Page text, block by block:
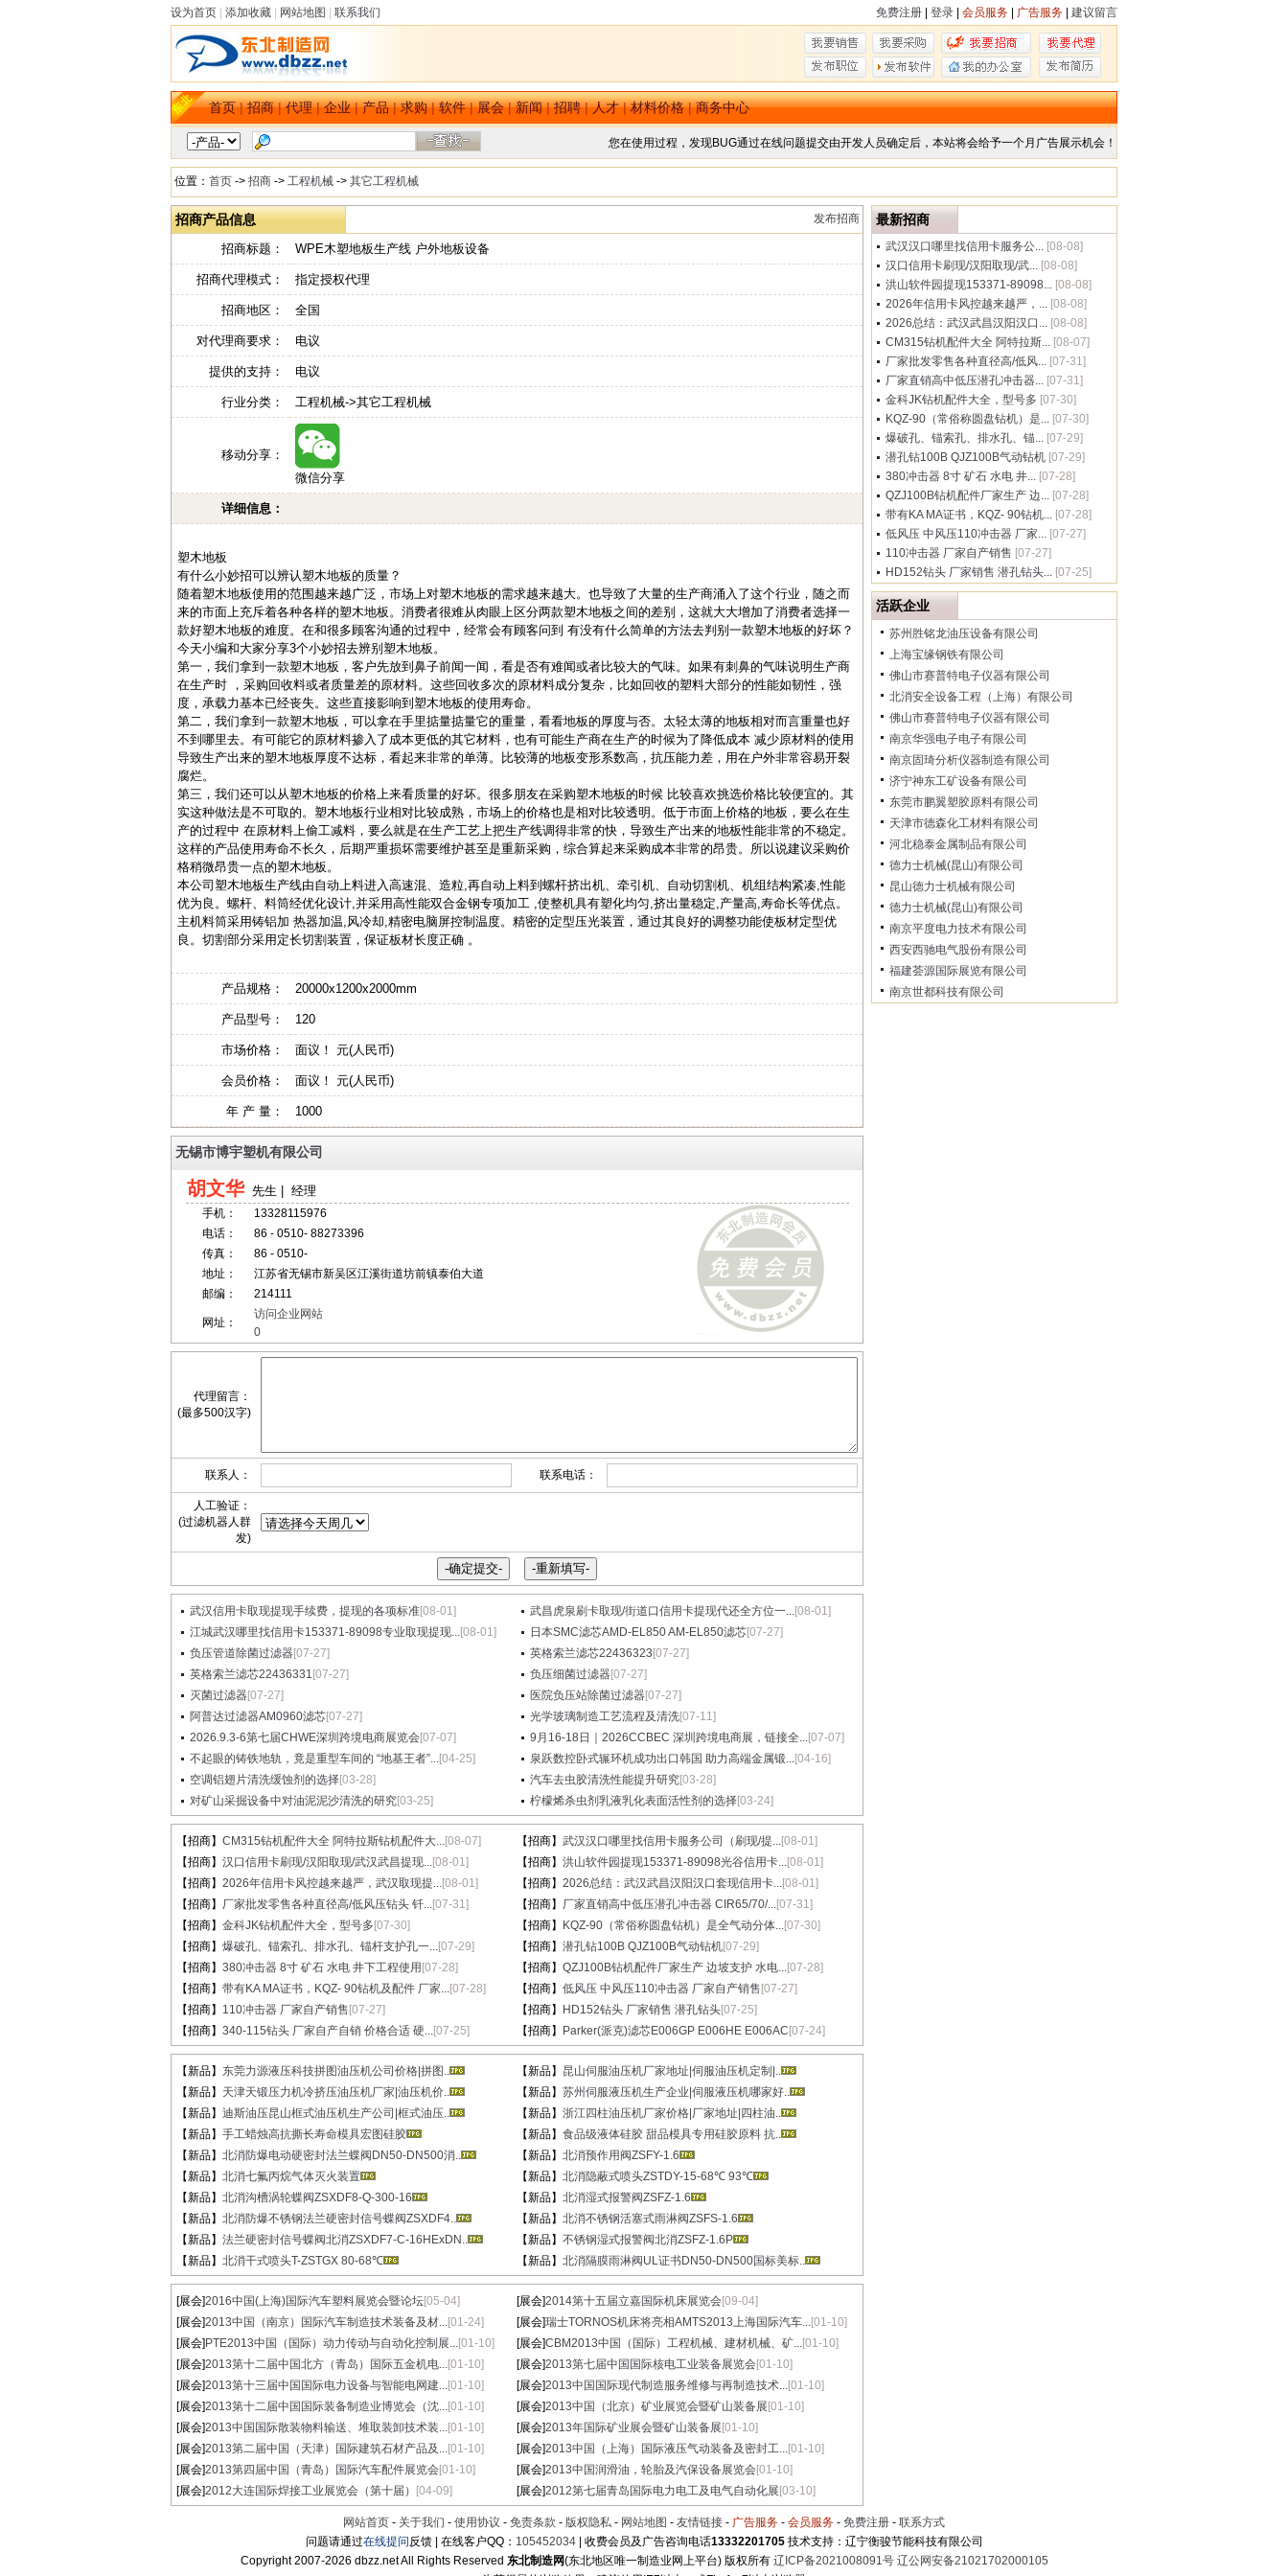
设为首页 添加收藏 网站地图 联系我们 免费注册 登录 会员服务 广告服务 建议留言
首页|招商|代理|企业|产品|求购|软件|展会|新闻|招聘|人才|材料价格|商务中心
您在使用过程，发现BUG通过在线问题提交由开发人员确定后，本站将会给予一个月广告展示机会！
位置： 首页 -> 招商 -> 工程机械 -> 其它工程机械
招商产品信息 发布招商
招商标题： WPE木塑地板生产线 户外地板设备
招商代理模式： 指定授权代理
招商地区： 全国
对代理商要求： 电议
提供的支持： 电议
行业分类： 工程机械->其它工程机械
移动分享：
微信分享
详细信息：
塑木地板
有什么小妙招可以辨认塑木地板的质量？
随着塑木地板使用的范围越来越广泛，市场上对塑木地板的需求越来越大。也导致了大量的生产商涌入了这个行业，随之而
来的市面上充斥着各种各样的塑木地板。消费者很难从肉眼上区分两款塑木地板之间的差别，这就大大增加了消费者选择一
款好塑木地板的难度。在和很多顾客沟通的过程中，经常会有顾客问到 有没有什么简单的方法去判别一款塑木地板的好坏？
今天小编和大家分享3个小妙招去辨别塑木地板。
第一，我们拿到一款塑木地板，客户先放到鼻子前闻一闻，看是否有难闻或者比较大的气味。如果有刺鼻的气味说明生产商
在生产时 ，采购回收料或者质量差的原材料。这些回收多次的原材料成分复杂，比如回收的塑料大部分的性能如韧性，强
度，承载力基本已经丧失。这些直接影响到塑木地板的使用寿命。
第二，我们拿到一款塑木地板，可以拿在手里掂量掂量它的重量，看看地板的厚度与否。太轻太薄的地板相对而言重量也好
不到哪里去。有可能它的原材料掺入了成本更低的其它材料，也有可能生产商在生产的时候为了降低成本 减少原材料的使用
导致生产出来的塑木地板厚度不达标，看起来非常的单薄。比较薄的地板变形系数高，抗压能力差，用在户外非常容易开裂
腐烂。
第三，我们还可以从塑木地板的价格上来看质量的好坏。很多朋友在采购塑木地板的时候 比较喜欢挑选价格比较便宜的。其
实这种做法是不可取的。塑木地板行业相对比较成熟，市场上的价格也是相对比较透明。低于市面上价格的地板，要么在生
产的过程中 在原材料上偷工减料，要么就是在生产工艺上把生产线调得非常的快，导致生产出来的地板性能非常的不稳定。
这样的产品使用寿命不长久，后期严重损坏需要维护甚至是重新采购，综合算起来采购成本非常的昂贵。所以说建议采购价
格稍微昂贵一点的塑木地板。
本公司塑木地板生产线由自动上料进入高速混、造粒,再自动上料到螺杆挤出机、牵引机、自动切割机、机组结构紧凑,性能
优为良。螺杆、料筒经优化设计,并采用高性能双合金钢专项加工 ,使整机具有塑化均匀,挤出量稳定,产量高,寿命长等优点。
主机料筒采用铸铝加 热器加温,风冷却,精密电脑屏控制温度。精密的定型压光装置，通过其良好的调整功能使板材定型优
良。切割部分采用定长切割装置，保证板材长度正确 。
产品规格： 20000x1200x2000mm
产品型号： 120
市场价格： 面议！ 元(人民币)
会员价格： 面议！ 元(人民币)
年 产 量： 1000
无锡市博宇塑机有限公司
胡文华先生 | 经理
手机：
13328115976
电话：
86 - 0510- 88273396
传真：
86 - 0510-
地址：
江苏省无锡市新吴区江溪街道坊前镇泰伯大道
邮编：
214111
网址：
访问企业网站
0
代理留言：
(最多500汉字)
联系人： 联系电话：
人工验证：
(过滤机器人群
发)
武汉信用卡取现提现手续费，提现的各项标准[08-01] 武昌虎泉刷卡取现/街道口信用卡提现代还全方位一...[08-01]
江城武汉哪里找信用卡153371-89098专业取现提现...[08-01] 日本SMC滤芯AMD-EL850 AM-EL850滤芯[07-27]
负压管道除菌过滤器[07-27] 英格索兰滤芯22436323 [07-27]
英格索兰滤芯22436331 [07-27] 负压细菌过滤器[07-27]
灭菌过滤器[07-27] 医院负压站除菌过滤器[07-27]
阿普达过滤器AM0960滤芯[07-27] 光学玻璃制造工艺流程及清洗[07-11]
2026.9.3-6第七届CHWE深圳跨境电商展览会[07-07] 9月16-18日｜2026CCBEC 深圳跨境电商展，链接全...[07-07]
不起眼的铸铁地轨，竟是重型车间的 “地基王者”...[04-25] 泉跃数控卧式辗环机成功出口韩国 助力高端金属锻...[04-16]
空调铝翅片清洗缓蚀剂的选择[03-28] 汽车去虫胶清洗性能提升研究[03-28]
对矿山采掘设备中对油泥泥沙清洗的研究[03-25] 柠檬烯杀虫剂乳液乳化表面活性剂的选择[03-24]
【招商】 CM315钻机配件大全 阿特拉斯钻机配件大...[08-07] 【招商】 武汉汉口哪里找信用卡服务公司（刷现/提...[08-01]
【招商】 汉口信用卡刷现/汉阳取现/武汉武昌提现...[08-01] 【招商】 洪山软件园提现153371-89098光谷信用卡...[08-01]
【招商】 2026年信用卡风控越来越严，武汉取现提...[08-01] 【招商】 2026总结：武汉武昌汉阳汉口套现信用卡...[08-01]
【招商】 厂家批发零售各种直径高/低风压钻头 钎...[07-31] 【招商】 厂家直销高中低压潜孔冲击器 CIR65/70/...[07-31]
【招商】 金科JK钻机配件大全，型号多 [07-30] 【招商】 KQZ-90（常俗称圆盘钻机）是全气动分体...[07-30]
【招商】 爆破孔、锚索孔、排水孔、锚杆支护孔一...[07-29] 【招商】 潜孔钻100B QJZ100B气动钻机[07-29]
【招商】 380冲击器 8寸 矿石 水电 井下工程使用 [07-28] 【招商】 QZJ100B钻机配件厂家生产 边坡支护 水电...[07-28]
【招商】 带有KA MA证书，KQZ- 90钻机及配件 厂家...[07-28] 【招商】 低风压 中风压110冲击器 厂家自产销售 [07-27]
【招商】 110冲击器 厂家自产销售 [07-27] 【招商】 HD152钻头 厂家销售 潜孔钻头[07-25]
【招商】 340-115钻头 厂家自产自销 价格合适 硬...[07-25] 【招商】 Parker(派克)滤芯E006GP E006HE E006AC [07-24]
【新品】 东莞力源液压科技拼图油压机公司价格|拼图.. 【新品】 昆山伺服油压机厂家地址|伺服油压机定制|..
【新品】 天津天锻压力机冷挤压油压机厂家|油压机价.. 【新品】 苏州伺服液压机生产企业|伺服液压机哪家好..
【新品】 迪斯油压昆山框式油压机生产公司|框式油压.. 【新品】 浙江四柱油压机厂家价格|厂家地址|四柱油..
【新品】 手工蜡烛高抗撕长寿命模具宏图硅胶 【新品】 食品级液体硅胶 甜品模具专用硅胶原料 抗..
【新品】 北消防爆电动硬密封法兰蝶阀DN50-DN500消.. 【新品】 北消预作用阀ZSFY-1.6
【新品】 北消七氟丙烷气体灭火装置 【新品】 北消隐蔽式喷头ZSTDY-15-68℃ 93℃
【新品】 北消沟槽涡轮蝶阀ZSXDF8-Q-300-16 【新品】 北消湿式报警阀ZSFZ-1.6
【新品】 北消防爆不锈钢法兰硬密封信号蝶阀ZSXDF4.. 【新品】 北消不锈钢活塞式雨淋阀ZSFS-1.6
【新品】 法兰硬密封信号蝶阀北消ZSXDF7-C-16HExDN.. 【新品】 不锈钢湿式报警阀北消ZSFZ-1.6P
【新品】 北消干式喷头T-ZSTGX 80-68℃ 【新品】 北消隔膜雨淋阀UL证书DN50-DN500国标美标..
[展会]2016中国(上海)国际汽车塑料展览会暨论坛[05-04] [展会]2014第十五届立嘉国际机床展览会[09-04]
[展会]2013中国（南京）国际汽车制造技术装备及材...[01-24] [展会]瑞士TORNOS机床将亮相AMTS2013上海国际汽车...[01-10]
[展会] PTE2013中国（国际）动力传动与自动化控制展...[01-10] [展会]CBM2013中国（国际）工程机械、建材机械、矿...[01-10]
[展会]2013第十二届中国北方（青岛）国际五金机电...[01-10] [展会]2013第七届中国国际核电工业装备展览会[01-10]
[展会]2013第十三届中国国际电力设备与智能电网建...[01-10] [展会]2013中国国际现代制造服务维修与再制造技术...[01-10]
[展会]2013第十二届中国国际装备制造业博览会（沈...[01-10] [展会]2013中国（北京）矿业展览会暨矿山装备展 [01-10]
[展会]2013中国国际散装物料输送、堆取装卸技术装...[01-10] [展会]2013年国际矿业展会暨矿山装备展 [01-10]
[展会]2013第二届中国（天津）国际建筑石材产品及...[01-10] [展会]2013中国（上海）国际液压气动装备及密封工...[01-10]
[展会]2013第四届中国（青岛）国际汽车配件展览会[01-10] [展会]2013中国润滑油，轮胎及汽保设备展览会[01-10]
[展会]2012大连国际焊接工业展览会（第十届） [04-09] [展会]2012第七届青岛国际电力电工及电气自动化展 [03-10]
最新招商
武汉汉口哪里找信用卡服务公... [08-08]
汉口信用卡刷现/汉阳取现/武... [08-08]
洪山软件园提现153371-89098... [08-08]
2026年信用卡风控越来越严，... [08-08]
2026总结：武汉武昌汉阳汉口... [08-08]
CM315钻机配件大全 阿特拉斯... [08-07]
厂家批发零售各种直径高/低风... [07-31]
厂家直销高中低压潜孔冲击器... [07-31]
金科JK钻机配件大全，型号多 [07-30]
KQZ-90（常俗称圆盘钻机）是... [07-30]
爆破孔、锚索孔、排水孔、锚... [07-29]
潜孔钻100B QJZ100B气动钻机 [07-29]
380冲击器 8寸 矿石 水电 井... [07-28]
QZJ100B钻机配件厂家生产 边... [07-28]
带有KA MA证书，KQZ- 90钻机... [07-28]
低风压 中风压110冲击器 厂家... [07-27]
110冲击器 厂家自产销售 [07-27]
HD152钻头 厂家销售 潜孔钻头... [07-25]
活跃企业
苏州胜铭龙油压设备有限公司
上海宝缘钢铁有限公司
佛山市赛普特电子仪器有限公司
北消安全设备工程（上海）有限公司
佛山市赛普特电子仪器有限公司
南京华强电子电子有限公司
南京固琦分析仪器制造有限公司
济宁神东工矿设备有限公司
东莞市鹏翼塑胶原料有限公司
天津市德森化工材料有限公司
河北稳泰金属制品有限公司
德力士机械(昆山)有限公司
昆山德力士机械有限公司
德力士机械(昆山)有限公司
南京平度电力技术有限公司
西安西驰电气股份有限公司
福建荟源国际展览有限公司
南京世都科技有限公司
网站首页 - 关于我们 - 使用协议 - 免责条款 - 版权隐私 - 网站地图 - 友情链接 - 广告服务 - 会员服务 - 免费注册 - 联系方式
问题请通过在线提问反馈 | 在线客户QQ： 105452034| 收费会员及广告咨询电话13332201705技术支持：辽宁衡骏节能科技有限公司
Copyright 2007-2026 dbzz.net All Rights Reserved 东北制造网(东北地区唯一制造业网上平台) 版权所有 辽ICP备2021008091号 辽公网安备21021702000105